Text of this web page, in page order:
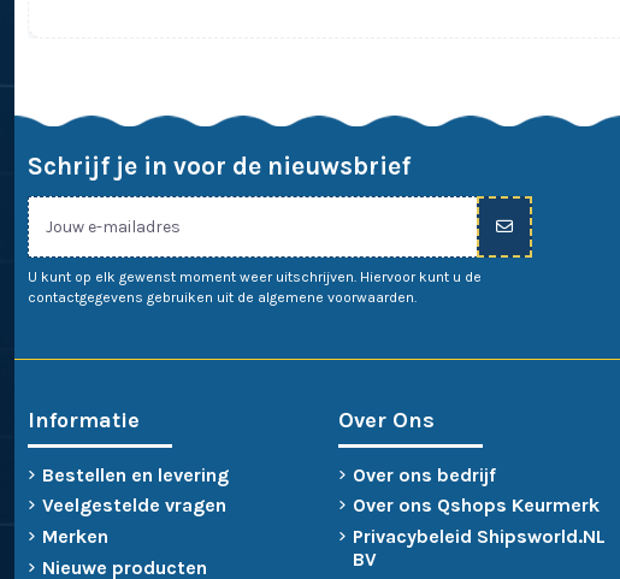
Schrijf je in voor de nieuwsbrief
U kunt op elk gewenst moment weer uitschrijven. Hiervoor kunt u de
contactgegevens gebruiken uit de algemene voorwaarden.
Informatie
Bestellen en levering
Veelgestelde vragen
Merken
Nieuwe producten
Over Ons
Over ons bedrijf
Over ons Qshops Keurmerk
Privacybeleid Shipsworld.NL
BV